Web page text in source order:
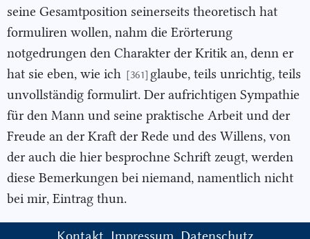
seine Gesamtposition seinerseits theoretisch hat
formuliren wollen, nahm die Erörterung
notgedrungen den Charakter der Kritik an, denn er
hat sie eben, wie ich [361] glaube, teils unrichtig, teils
unvollständig formulirt. Der aufrichtigen Sympathie
für den Mann und seine praktische Arbeit und der
Freude an der Kraft der Rede und des Willens, von
der auch die hier besprochne Schrift zeugt, werden
diese Bemerkungen bei niemand, namentlich nicht
bei mir, Eintrag thun.